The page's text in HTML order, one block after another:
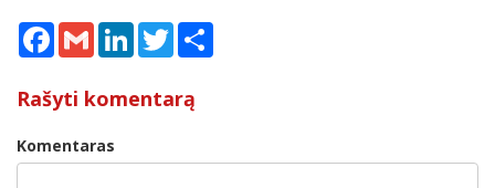
Facebook
Gmail LinkedInTwitter
Rašyti komentarą
Komentaras